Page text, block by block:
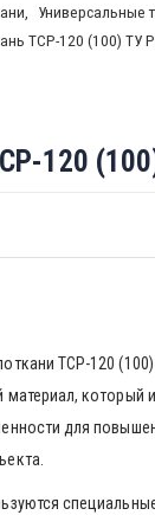
Универсальные
ТСР-120 (100) ТУ
120
ТСР-120
который
для